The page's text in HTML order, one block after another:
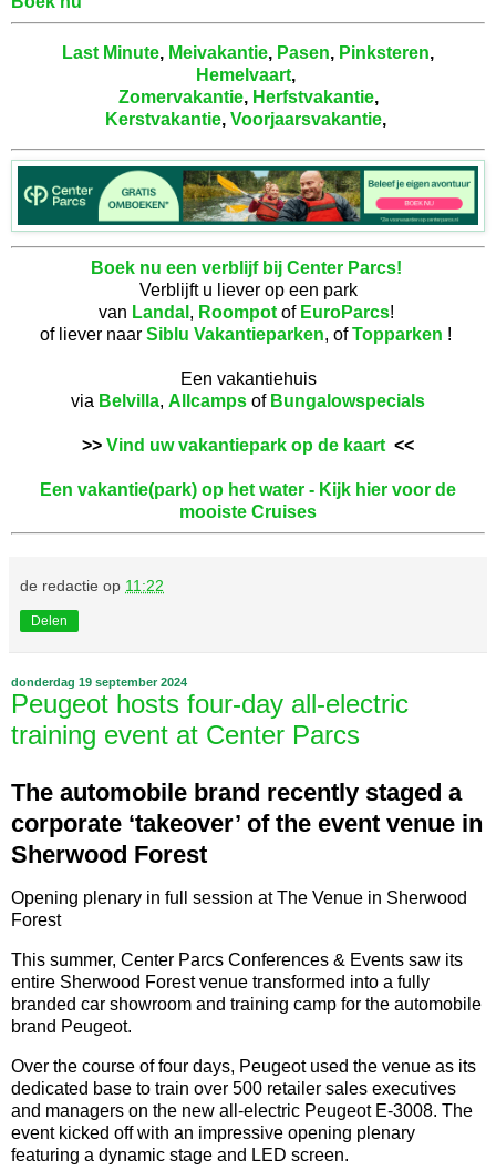
Last Minute, Meivakantie, Pasen, Pinksteren,
Hemelvaart,
Zomervakantie, Herfstvakantie,
Kerstvakantie, Voorjaarsvakantie,
Boek nu een verblijf bij Center Parcs!
Verblijft u liever op een park
van Landal , Roompotof EuroParcs!
of liever naar Siblu Vakantieparken, ofTopparken !
Een vakantiehuis
via Belvilla, Allcamps of Bungalowspecials
>> Vind uw vakantiepark op de kaart <<
Een vakantie(park) op het water - Kijk hier voor de
mooiste Cruises
de redactie op 11:22
Delen
donderdag 19 september 2024
Peugeot hosts four-day all-electric
training event at Center Parcs
The automobile brand recently staged a
corporate ‘takeover’ of the event venue in
Sherwood Forest
Opening plenary in full session at The Venue in Sherwood
Forest
This summer, Center Parcs Conferences & Events saw its
entire Sherwood Forest venue transformed into a fully
branded car showroom and training camp for the automobile
brand Peugeot.
Over the course of four days, Peugeot used the venue as its
dedicated base to train over 500 retailer sales executives
and managers on the new all-electric Peugeot E-3008. The
event kicked off with an impressive opening plenary
featuring a dynamic stage and LED screen.